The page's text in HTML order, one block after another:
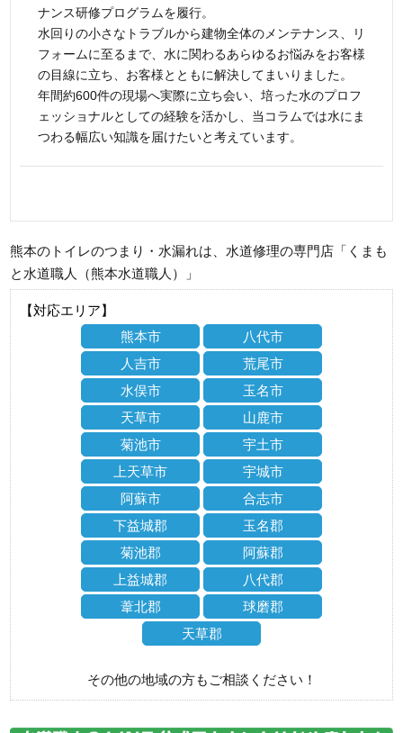
ナンス研修プログラムを履行。
水回りの小さなトラブルから建物全体のメンテナンス、リ
フォームに至るまで、水に関わるあらゆるお悩みをお客様
の目線に立ち、お客様とともに解決してまいりました。
年間約600件の現場へ実際に立ち会い、培った水のプロフ
ェッショナルとしての経験を活かし、当コラムでは水にま
つわる幅広い知識を届けたいと考えています。
熊本のトイレのつまり・水漏れは、水道修理の専門店「くまも
と水道職人（熊本水道職人）」
【対応エリア】
熊本市
八代市
人吉市
荒尾市
水俣市
玉名市
天草市
山鹿市
菊池市
宇土市
上天草市
宇城市
阿蘇市
合志市
下益城郡
玉名郡
菊池郡
阿蘇郡
上益城郡
八代郡
葦北郡
球磨郡
天草郡
その他の地域の方もご相談ください！